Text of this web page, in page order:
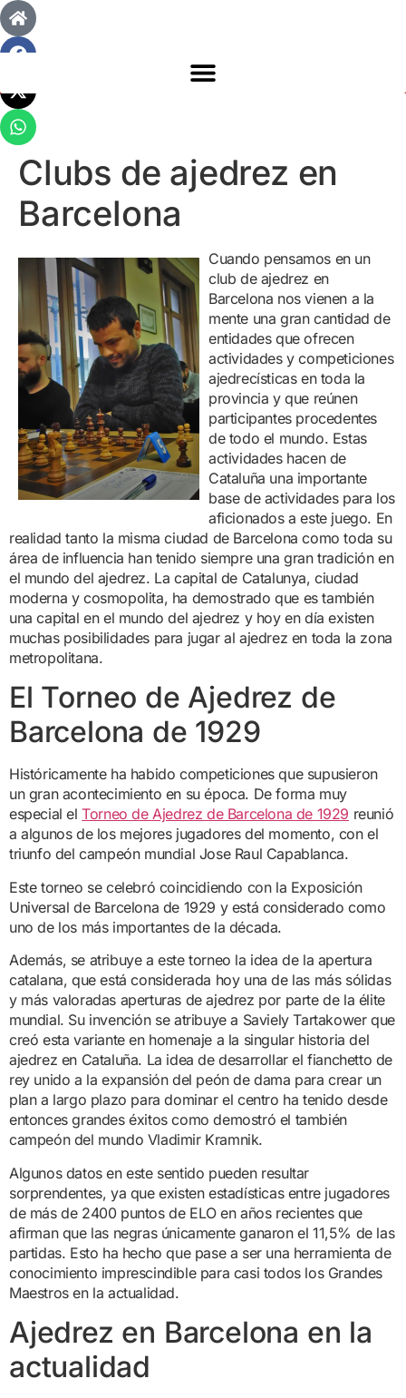
Clubs de ajedrez en
Barcelona
Cuando pensamos en un
club de ajedrez en
Barcelona nos vienen a la
mente una gran cantidad de
entidades que ofrecen
actividades y competiciones
ajedrecísticas en toda la
provincia y que reúnen
participantes procedentes
de todo el mundo. Estas
actividades hacen de
Cataluña una importante
base de actividades para los
aficionados a este juego. En
realidad tanto la misma ciudad de Barcelona como toda su
área de influencia han tenido siempre una gran tradición en
el mundo del ajedrez. La capital de Catalunya, ciudad
moderna y cosmopolita, ha demostrado que es también
una capital en el mundo del ajedrez y hoy en día existen
muchas posibilidades para jugar al ajedrez en toda la zona
metropolitana.
El Torneo de Ajedrez de
Barcelona de 1929
Históricamente ha habido competiciones que supusieron
un gran acontecimiento en su época. De forma muy
especial elTorneo de Ajedrez de Barcelona de 1929 reunió
a algunos de los mejores jugadores del momento, con el
triunfo del campeón mundial Jose Raul Capablanca.
Este torneo se celebró coincidiendo con la Exposición
Universal de Barcelona de 1929 y está considerado como
uno de los más importantes de la década.
Además, se atribuye a este torneo la idea de la apertura
catalana, que está considerada hoy una de las más sólidas
y más valoradas aperturas de ajedrez por parte de la élite
mundial. Su invención se atribuye a Saviely Tartakower que
creó esta variante en homenaje a la singular historia del
ajedrez en Cataluña. La idea de desarrollar el fianchetto de
rey unido a la expansión del peón de dama para crear un
plan a largo plazo para dominar el centro ha tenido desde
entonces grandes éxitos como demostró el también
campeón del mundo Vladimir Kramnik.
Algunos datos en este sentido pueden resultar
sorprendentes, ya que existen estadísticas entre jugadores
de más de 2400 puntos de ELO en años recientes que
afirman que las negras únicamente ganaron el 11,5% de las
partidas. Esto ha hecho que pase a ser una herramienta de
conocimiento imprescindible para casi todos los Grandes
Maestros en la actualidad.
Ajedrez en Barcelona en la
actualidad